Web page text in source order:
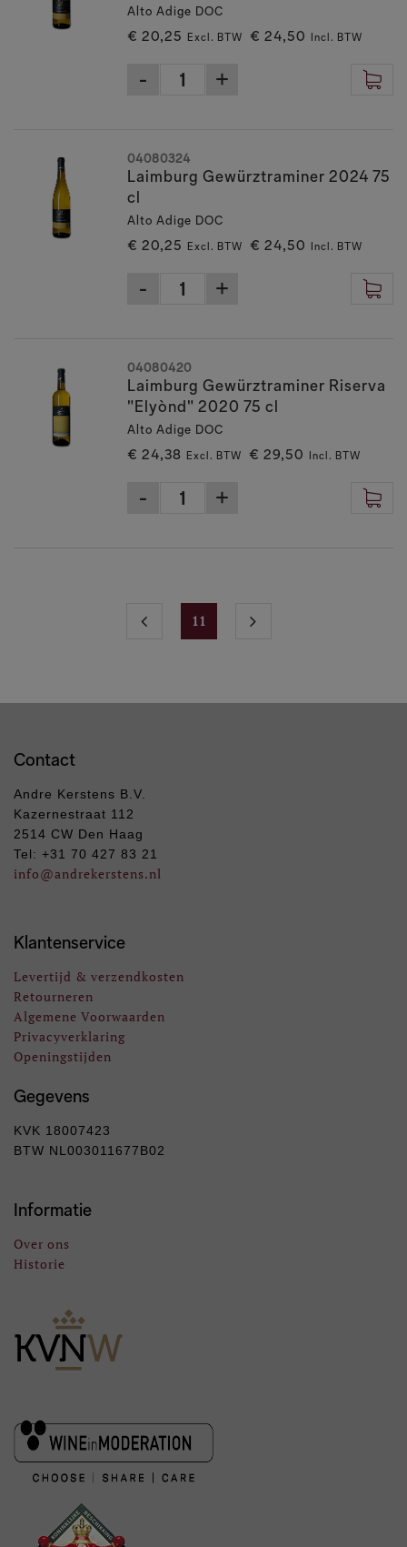
Alto Adige DOC
€ 20,25 Excl. BTW € 24,50 Incl. BTW
Laimburg Gewürztraminer 2024 75
cl
Alto Adige DOC
€ 20,25 Excl. BTW € 24,50 Incl. BTW
04080324
Laimburg Gewürztraminer Riserva
"Elyònd" 2020 75 cl
Alto Adige DOC
€ 24,38 Excl. BTW € 29,50 Incl. BTW
04080420
11
Contact
Andre Kerstens B.V.
Kazernestraat 112
2514 CW Den Haag
Tel: +31 70 427 83 21
info@andrekerstens.nl
Klantenservice
Levertijd & verzendkosten
Retourneren
Algemene Voorwaarden
Privacyverklaring
Openingstijden
Gegevens
KVK 18007423
BTW NL003011677B02
Informatie
Over ons
Historie